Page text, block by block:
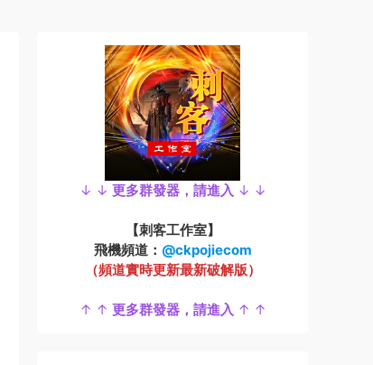
↓ ↓ 更多群發器，請進入 ↓ ↓
【刺客工作室】
飛機頻道： @ckpojiecom
（頻道實時更新最新破解版）
↑ ↑ 更多群發器，請進入 ↑ ↑